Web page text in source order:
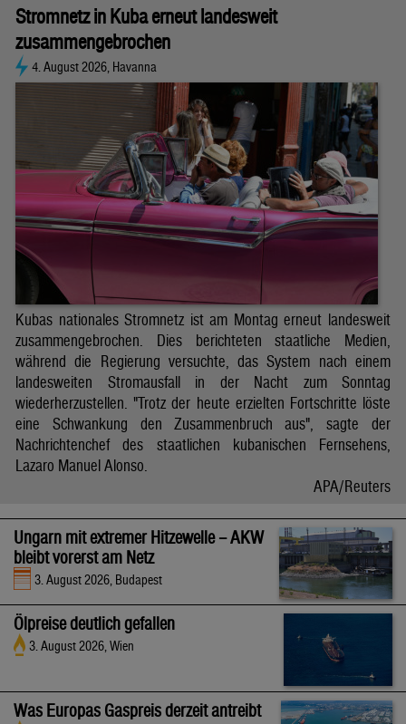
Stromnetz in Kuba erneut landesweit
zusammengebrochen
4. August 2026, Havanna
Kubas nationales Stromnetz ist am Montag erneut landesweit
zusammengebrochen. Dies berichteten staatliche Medien,
während die Regierung versuchte, das System nach einem
landesweiten Stromausfall in der Nacht zum Sonntag
wiederherzustellen. "Trotz der heute erzielten Fortschritte löste
eine Schwankung den Zusammenbruch aus", sagte der
Nachrichtenchef des staatlichen kubanischen Fernsehens,
Lazaro Manuel Alonso.
APA/Reuters
Ungarn mit extremer Hitzewelle – AKW
bleibt vorerst am Netz
3. August 2026, Budapest
Ölpreise deutlich gefallen
3. August 2026, Wien
Was Europas Gaspreis derzeit antreibt